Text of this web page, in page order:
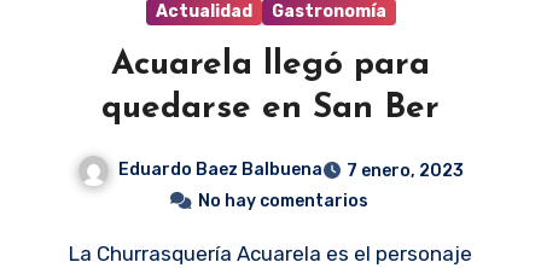
Actualidad Gastronomía
Acuarela llegó para
quedarse en San Ber
Eduardo Baez Balbuena
7 enero, 2023
No hay comentarios
La Churrasquería Acuarela es el personaje